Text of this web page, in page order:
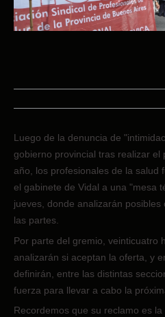
Luego de la denuncia de
gobierno provincial tras realizar el
año, los profesionales de la salud
el gabinete de Vidal a una "mesa
jueves, donde analizarán posibles
las partes.
Por parte del gremio, veinticuatro
analizarán si aceptan la oferta, y
definirán, entre las distintas
fuerza para llevar a cabo la
Recordemos que su reclamo es